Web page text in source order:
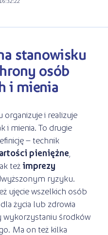
Zawodowe
stanowisku
osób
i mienia
i realizuje
i mienia. To drugie
– technik
pieniężne
też imprezy
ryzyku.
ujęcie wszelkich osób
życia lub zdrowia
wykorzystaniu środków
Ma on też kilka